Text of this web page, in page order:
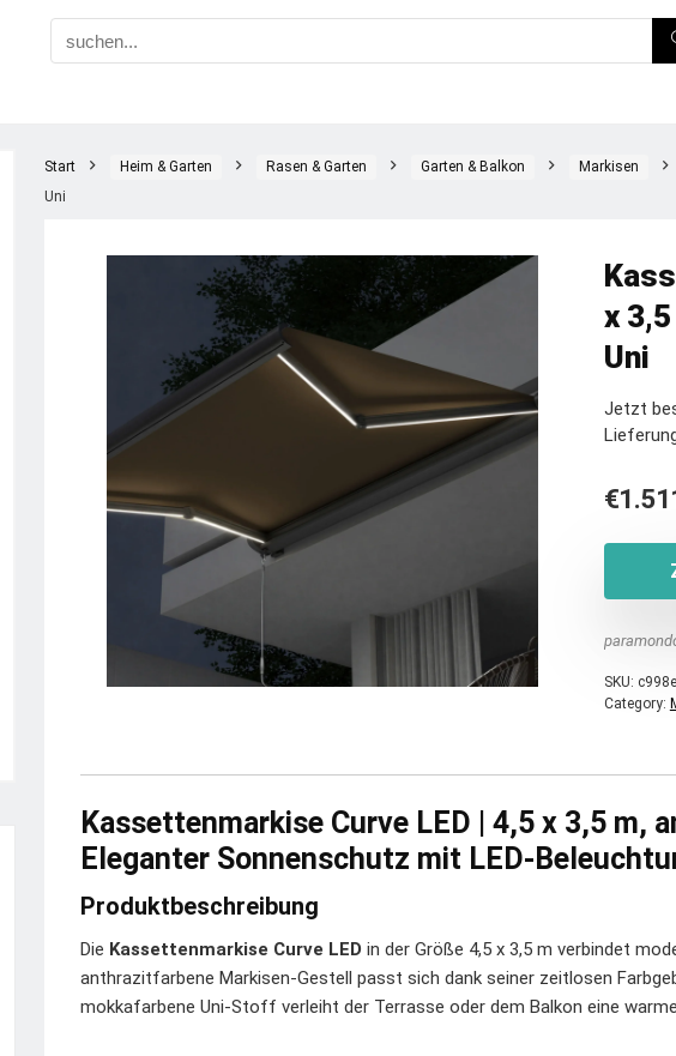
Start Heim & Garten Rasen & Garten Garten & Balkon Markisen
Uni
x
Uni
Jetzt
€
SKU:
Category:
Kassettenmarkise Curve LED | 4,5 x 3,5 m,
Eleganter Sonnenschutz mit LED-
Produktbeschreibung
Die Kassettenmarkise Curve LED in der Größe 4,5 x 3,5 m verbindet
anthrazitfarbene Markisen-Gestell passt sich dank seiner zeitlosen
mokkafarbene Uni-Stoff verleiht der Terrasse oder dem Balkon eine